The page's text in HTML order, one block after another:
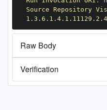
Source Repository
Raw Body
Verification